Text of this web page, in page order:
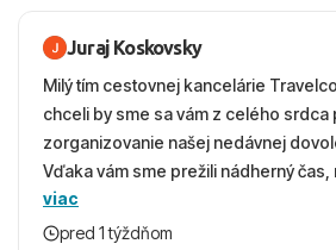
Juraj Koskovsky
Milý tím cestovnej kancelárie
chceli by sme sa vám z celého
zorganizovanie našej nedávnej
Vďaka vám sme prežili nádherný
ešte dlho s úsmevom spomínať.
absolútne hladko – od prvotného
viac
pred 1 týždňom